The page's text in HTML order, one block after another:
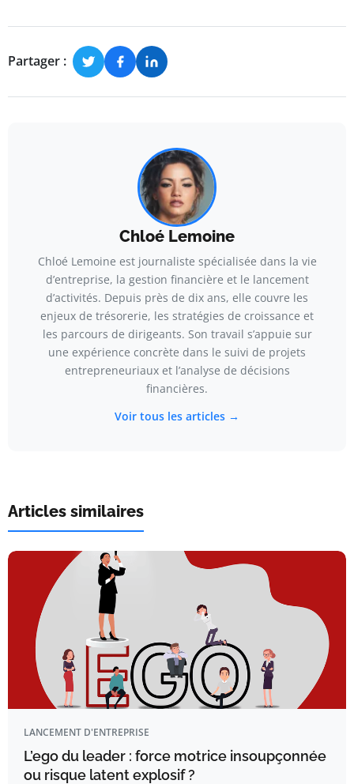
Partager :
Chloé Lemoine
Chloé Lemoine est journaliste spécialisée dans la vie
d’entreprise, la gestion financière et le lancement
d’activités. Depuis près de dix ans, elle couvre les
enjeux de trésorerie, les stratégies de croissance et
les parcours de dirigeants. Son travail s’appuie sur
une expérience concrète dans le suivi de projets
entrepreneuriaux et l’analyse de décisions
financières.
Voir tous les articles →
Articles similaires
LANCEMENT D'ENTREPRISE
L’ego du leader : force motrice insoupçonnée
ou risque latent explosif ?